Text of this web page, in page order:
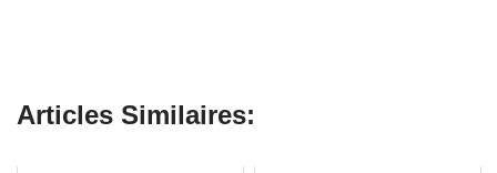
Articles Similaires: